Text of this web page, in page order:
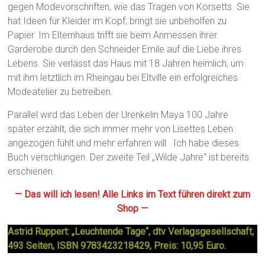
gegen Modevorschriften, wie das Tragen von Korsetts. Sie
hat Ideen für Kleider im Kopf, bringt sie unbeholfen zu
Papier. Im Elternhaus trifft sie beim Anmessen ihrer
Garderobe durch den Schneider Emile auf die Liebe ihres
Lebens. Sie verlässt das Haus mit 18 Jahren heimlich, um
mit ihm letztlich im Rheingau bei Eltville ein erfolgreiches
Modeatelier zu betreiben.
Parallel wird das Leben der Urenkelin Maya 100 Jahre
später erzählt, die sich immer mehr von Lisettes Leben
angezogen fühlt und mehr erfahren will. Ich habe dieses
Buch verschlungen. Der zweite Teil „Wilde Jahre“ ist bereits
erschienen.
— Das will ich lesen! Alle Links im Text führen direkt zum
Shop —
Astrid Ruppert: „Leuchtende Tage“, dtv Verlagsgesellschaft,
493 Seiten, ISBN 9783423218429, Preis: 10,95 Euro.